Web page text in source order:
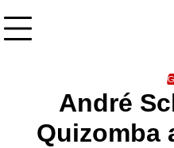
André
Quizomba